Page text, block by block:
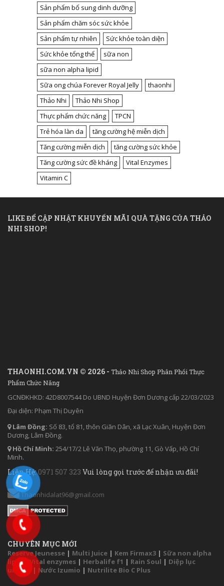
Sản phẩm bổ sung dinh dưỡng
Sản phẩm chăm sóc sức khỏe
Sản phẩm tự nhiên
Sức khỏe toàn diện
Sức khỏe tổng thể
sữa non
sữa non alpha lipid
Sữa ong chúa Forever Royal Jelly
thaonhi
Thảo Nhi
Thảo Nhi Shop
Thực phẩm chức năng
TPCN
Trẻ hóa làn da
tăng cường hệ miễn dịch
Tăng cường miễn dịch
tăng cường sức khỏe
Tăng cường sức đề kháng
Vital Enzymes
Vitamin C
LIKE ĐỂ CẬP NHẬT KHUYẾN MÃI QUÀ TẶNG CỦA THẢO
NHI SHOP!
THAONHI.COM.VN © 2026 - Thảo Nhi Shop Phân Phối Thực
Phẩm Chức Năng
GCNĐKHKD: 42D8007544 Do UBND Huyện Đơn Dương cấp 22/03/2023
Đại diện: Phạm Thị Duyên
Lâm Đồng: Số 83, tổ 81, thôn Giãn Dân, xã Lạc Xuân, Huyện Đơn
Dương, Lâm Đồng.
Hồ Chí Minh: 254/17/2 Lê Văn Thọ, phường 11, Gò Vấp, Hồ Chí
Minh.
Liên Hệ:0971 507 323 Vui lòng gọi trước để nhận ưu đãi!
Thaonhidalat96@gmail.com
CHUYÊN MỤC MỚI
Reserve Jeunesse | Multi Juice | Kem Firmax3 | Sữa non alpha
lipid|Vital enzymes | Herbalife f1 | Rain Soul | Diệp lục
unicity | Nước Izumio | Nutrilite Bio C Plus